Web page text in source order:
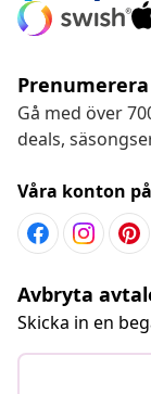
Gå med över
deals,
Våra konton
Avbryta
Skicka in en